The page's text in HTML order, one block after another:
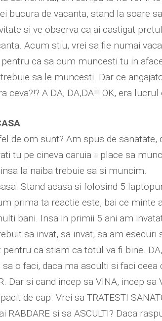
bucura de vacanta, stand la soare
si ve observa ca ai castigat
Acum stiu, vrei sa fie numai
ca sa cum muncesti tu in
sa le muncesti. Dar ce
ceva?!? A DA, DA,DA!!! OK, era
de om sunt? Am spus de
tu pe cineva caruia ii place sa
la naiba trebuie sa si muncim.
Stand acasa si folosind 5
prima ta reactie este, bai ce
bani. Insa in primii 5 ani am
sa invat, sa invat, sa am
ca stiam ca totul va fi bine.
o faci, daca ma asculti si faci ceea
Dar si cand incep sa VINA, incep sa
de cap. Vrei sa TRATESTI
RABDARE si sa ASCULTI? Daca